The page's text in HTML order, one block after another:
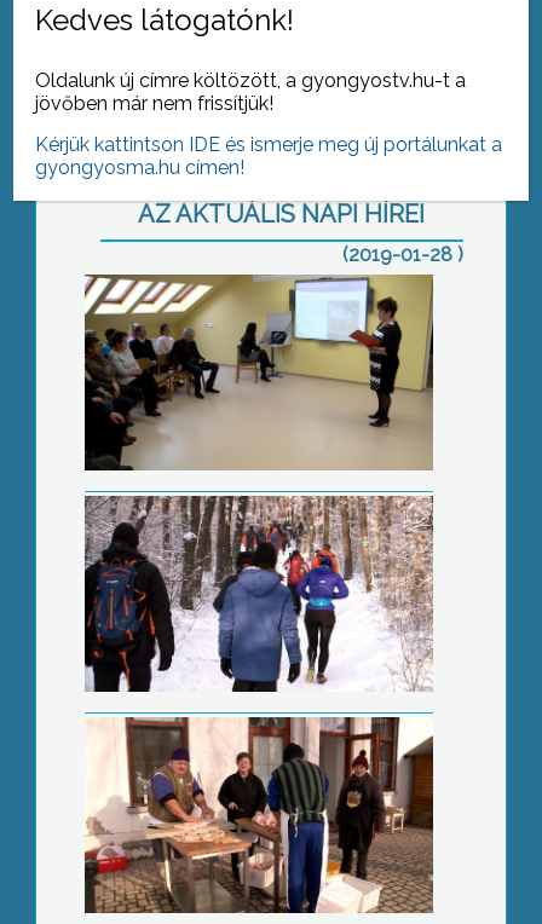
A héten átadják a munkaterületet, és
elkezdődhet a felújítás.
AZ AKTUÁLIS NAPI HÍREI
(2019-01-28 )
Új közösségi tér
Téli teljesítménytúra
Kedves látogatónk!
Oldalunk új címre költözött, a gyongyostv.hu-t a
jövőben már nem frissítjük!
Kérjük kattintson IDE és ismerje meg új portálunkat a
gyongyosma.hu címen!